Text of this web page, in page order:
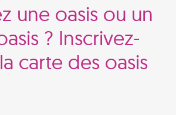
une oasis ou un
? Inscrivez-
carte des oasis